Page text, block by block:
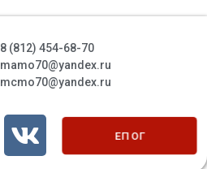
8 (812) 454-68-70
mamo70@yandex.ru
mcmo70@yandex.ru
ЕП ОГ